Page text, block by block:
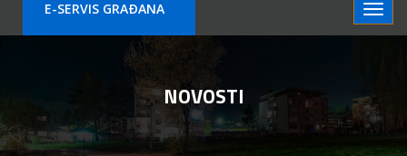
E-SERVIS GRAÐANA
NOVOSTI